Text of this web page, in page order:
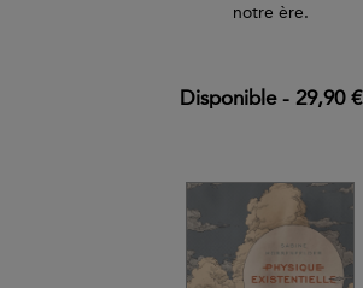
notre ère.
Disponible- 29,90 €